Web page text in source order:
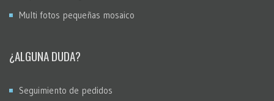
Multi fotos pequeñas mosaico
¿ALGUNA DUDA?
Seguimiento de pedidos